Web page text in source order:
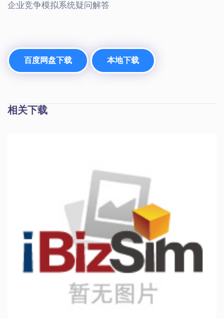
企业竞争模拟系统疑问解答
百度网盘下载 本地下载
相关下载